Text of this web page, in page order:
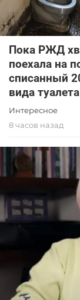
Пока РЖД
поехала на
списанный
вида туалета
Интересное
8 часов назад